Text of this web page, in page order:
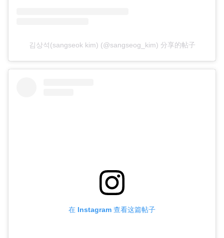
김상석(sangseok kim) (@sangseog_kim) 分享的帖子
在 Instagram 查看这篇帖子